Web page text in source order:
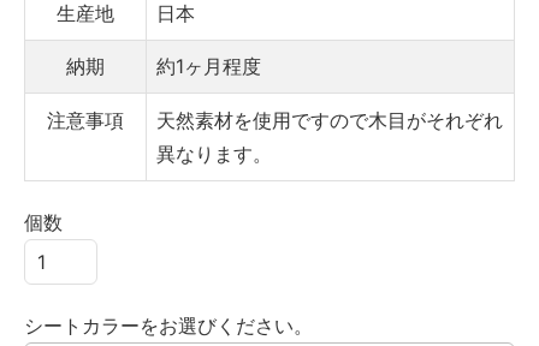
生産地 日本
納期 約1ヶ月程度
注意事項
天然素材を使用ですので木目がそれぞれ
異なります。
個数
シートカラーをお選びください。